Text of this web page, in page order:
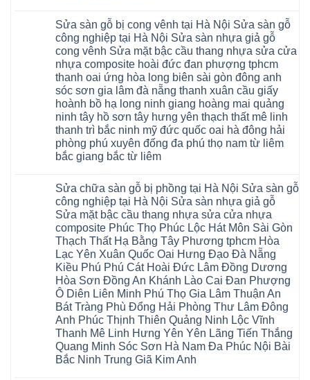
4mm
6mm
8mm
10mm
12mm
tại
nhà
Ziccos
Flortex
Wilson
black
Hobi
wood
Glotex
Kosmos
Hobi
wood
đế
cao
su
IXPE
Hưng
Yên
Sài
Gòn
Ân
Thi
Hoàng
Mai
Hào
Tiên
Lữ
Từ
Liêm
Phù
Cừ
sửa
chữa
Sửa
nhựa
giả
gỗ
hèm
khóa
giá
rẻ
4mm
6mm
8mm
10mm
12mm
chịu
nhà
hà
nội
Ziccos
Flortex
black
Hobi
wood
Glotex
Kosmos
Hobi
wood
Charm
wood
đế
cao
su
IXPE
Phú
bình
luận
ở
Sửa
sàn
gỗ
bị
ngấm
nước
tại
Hà
Sửa
sàn
gỗ
công
Hà
Nội
Sửa
sàn
giả
cong
vênh
Sửa
mặt
bậc
cầu
thang
nhựa
sửa
cửa
composite
tpHCM
Sửa sàn gỗ bị cong vênh tại Hà Nội Sửa sàn gỗ
công nghiệp tại Hà Nội Sửa sàn nhựa giả gỗ
cong vênh Sửa mặt bậc cầu thang nhựa sửa cửa
nhựa composite hoài đức đan phượng tphcm
thanh oai ứng hòa long biên sài gòn đông anh
sóc sơn gia lâm đà nẵng thanh xuân cầu giấy
hoành bồ hạ long ninh giang hoàng mai quảng
ninh tây hồ sơn tây hưng yên thạch thất mê linh
thanh trì bắc ninh mỹ đức quốc oai hà đông hải
phòng phú xuyên đống đa phú thọ nam từ liêm
bắc giang bắc từ liêm
bình
luận
ở
Sửa
sàn
gỗ
cong
vênh
tại
Hà
Nội
Sửa
sàn
gỗ
công
nghiệp
tại
Hà
Nội
Sửa chữa sàn gỗ bị phồng tại Hà Nội Sửa sàn gỗ
công nghiệp tại Hà Nội Sửa sàn nhựa giả gỗ
Sửa mặt bậc cầu thang nhựa sửa cửa nhựa
composite Phúc Thọ Phúc Lộc Hát Môn Sài Gòn
Thạch Thất Hạ Bằng Tây Phương tphcm Hòa
Lạc Yên Xuân Quốc Oai Hưng Đạo Đà Nẵng
Kiều Phú Phú Cát Hoài Đức Lâm Đồng Dương
Hòa Sơn Đồng An Khánh Lào Cai Đan Phượng
Ô Diên Liên Minh Phú Thọ Gia Lâm Thuận An
Bát Tràng Phù Đổng Hải Phòng Thư Lâm Đông
Anh Phúc Thịnh Thiên Quảng Ninh Lộc Vĩnh
Thanh Mê Linh Hưng Yên Yên Lãng Tiến Thắng
Quang Minh Sóc Sơn Hà Nam Đa Phúc Nội Bài
Bắc Ninh Trung Giã Kim Anh